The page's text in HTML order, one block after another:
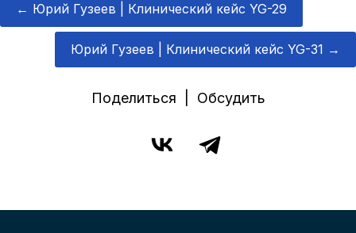
← Юрий Гузеев | Клинический кейс YG-29
Юрий Гузеев | Клинический кейс YG-31 →
Поделиться | Обсудить